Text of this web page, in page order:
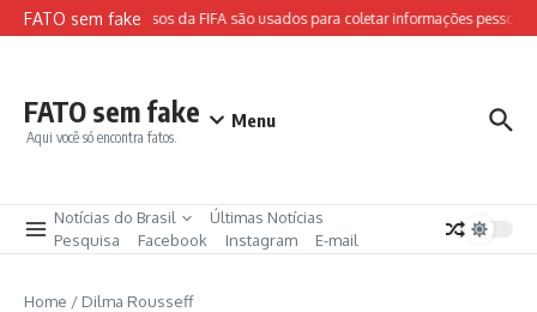
Ir para o conteúdo
FATO sem fakeSites falsos da FIFA são usados para coletar informações pessoais
FATO sem fake
Aqui você só encontra fatos.
Menu
Notícias do Brasil
Últimas Notícias
Pesquisa
Facebook Instagram E-mail
Home / Dilma Rousseff